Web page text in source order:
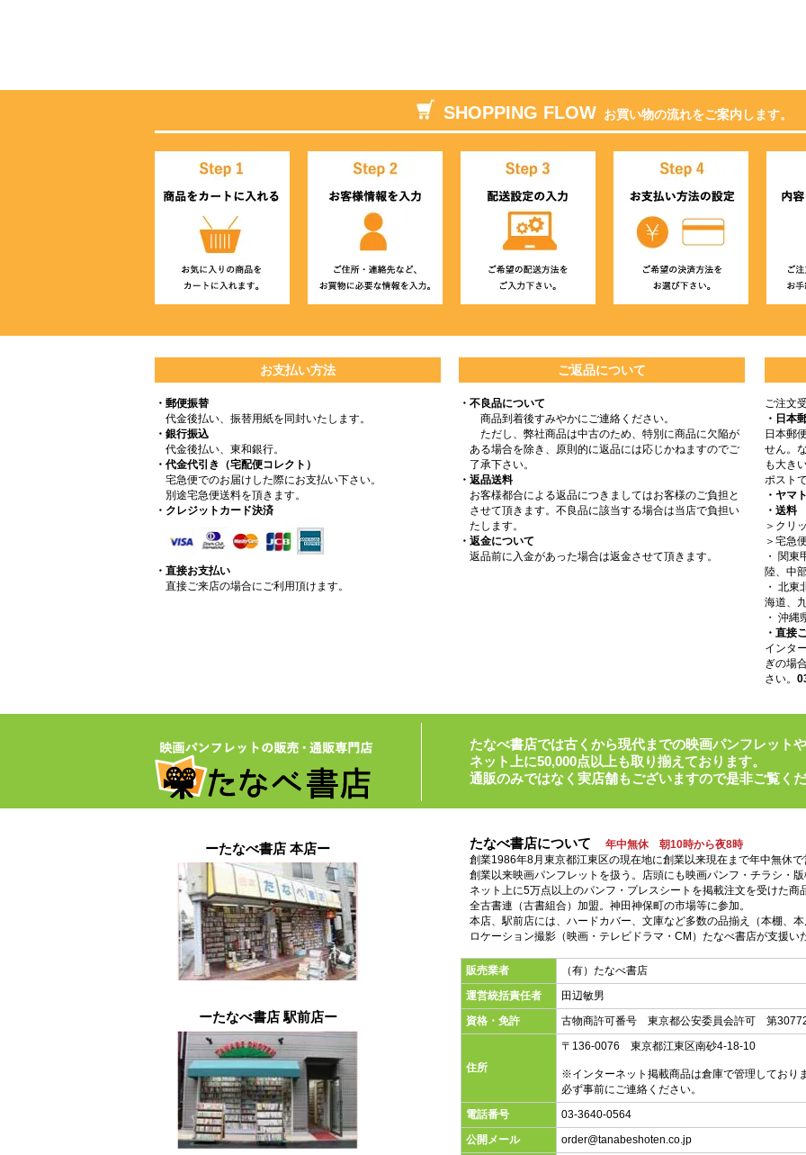
SHOPPING FLOW お買い物の流れをご案内します。
お支払い方法
・郵便振替
代金後払い、振替用紙を同封いたします。
・銀行振込
代金後払い、東和銀行。
・代金代引き（宅配便コレクト）
宅急便でのお届けした際にお支払い下さい。
別途宅急便送料を頂きます。
・クレジットカード決済
・直接お支払い
直接ご来店の場合にご利用頂けます。
ご返品について
・不良品について
商品到着後すみやかにご連絡ください。
ただし、弊社商品は中古のため、特別に商品に欠陥が
ある場合を除き、原則的に返品には応じかねますのでご
了承下さい。
・返品送料
お客様都合による返品につきましてはお客様のご負担と
させて頂きます。不良品に該当する場合は当店で負担い
たします。
・返金について
返品前に入金があった場合は返金させて頂きます。
ご注文
・日本
日本郵
せん。
も大き
ポスト
・ヤマ
・送料
＞クリ
＞宅急
・ 関
陸、中
・ 北
海道、
・ 沖縄
・直接
インタ
ぎの場
さい。
たなべ書店では古くから現代までの映画パンフレット
ネット上に50,000点以上も取り揃えております。
通販のみではなく実店舗もございますので是非ご覧く
ーたなべ書店 本店ー
ーたなべ書店 駅前店ー
たなべ書店について
年中無休 朝10時から夜8時
創業1986年8月東京都江東区の現在地に創業以来現在まで年中無休
創業以来映画パンフレットを扱う。店頭にも映画パンフ・チラシ・
ネット上に5万点以上のパンフ・プレスシートを掲載注文を受けた商
全古書連（古書組合）加盟。神田神保町の市場等に参加。
本店、駅前店には、ハードカバー、文庫など多数の品揃え（本棚、
ロケーション撮影（映画・テレビドラマ・CM）たなべ書店が支援い
販売業者
（有）たなべ書店
運営統括責任者
田辺敏男
資格・免許
古物商許可番号 東京都公安委員会許可 第
住所
〒136-0076 東京都江東区南砂4-18-10
※インターネット掲載商品は倉庫で管理しており
必ず事前にご連絡ください。
電話番号
03-3640-0564
公開メール
order@tanabeshoten.co.jp